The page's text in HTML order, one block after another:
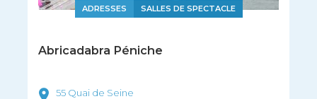
ADRESSES SALLES DE SPECTACLE
Abricadabra Péniche
55 Quai de Seine